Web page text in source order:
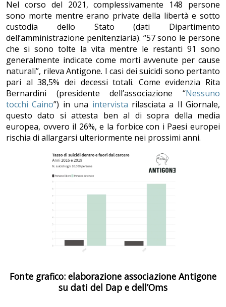
Nel corso del 2021, complessivamente 148 persone
sono morte mentre erano private della libertà e sotto
custodia dello Stato (dati Dipartimento
dell’amministrazione penitenziaria). “57 sono le persone
che si sono tolte la vita mentre le restanti 91 sono
generalmente indicate come morti avvenute per cause
naturali”, rileva Antigone. I casi dei suicidi sono pertanto
pari al 38,5% dei decessi totali. Come evidenzia Rita
Bernardini (presidente dell’associazione “Nessuno
tocchi Caino”) in una intervista rilasciata a Il Giornale,
questo dato si attesta ben al di sopra della media
europea, ovvero il 26%, e la forbice con i Paesi europei
rischia di allargarsi ulteriormente nei prossimi anni.
Fonte grafico: elaborazione associazione Antigone
su dati del Dap e dell’Oms